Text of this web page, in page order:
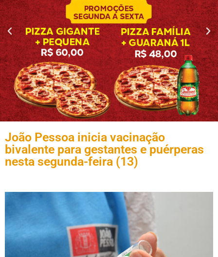
João Pessoa inicia vacinação
bivalente para gestantes e puérperas
nesta segunda-feira (13)